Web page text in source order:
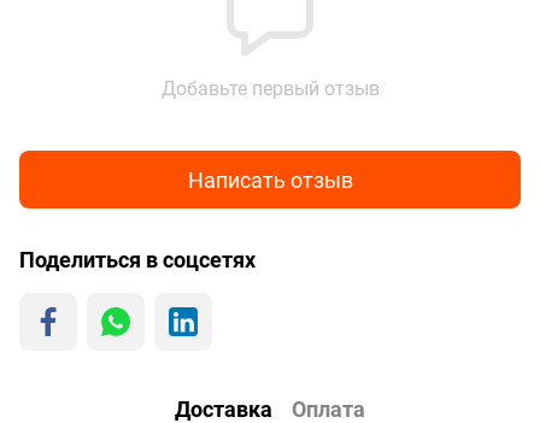
Добавьте первый отзыв
Написать отзыв
Поделиться в соцсетях
Доставка Оплата